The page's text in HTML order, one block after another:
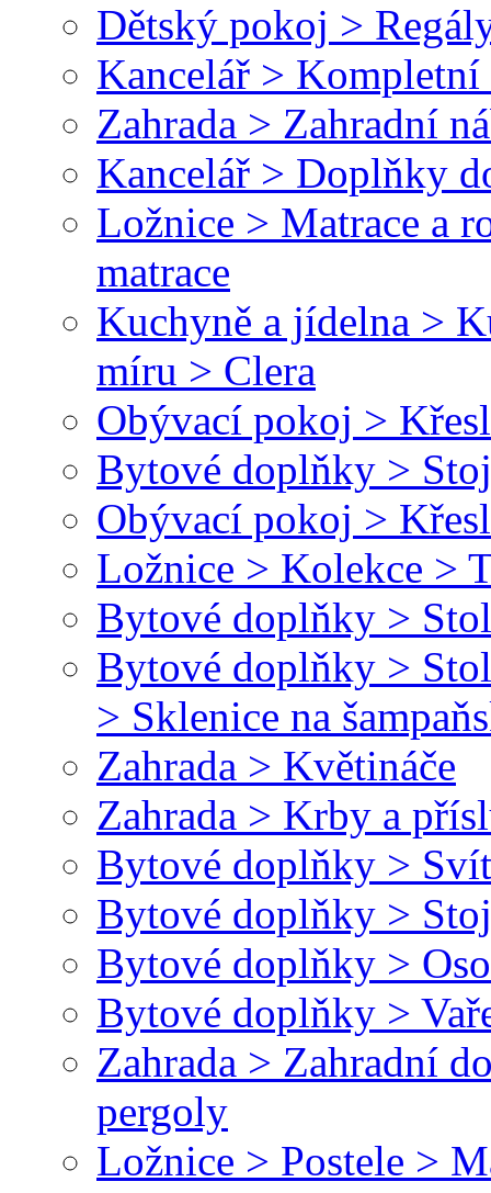
Dětský pokoj >
Kancelář > Kompletní
Zahrada > Zahradní
Kancelář > Doplňky
Ložnice > Matrace a
matrace
Kuchyně a jídelna >
míru > Clera
Obývací pokoj >
Bytové doplňky >
Obývací pokoj >
Ložnice > Kolekce >
Bytové doplňky >
Bytové doplňky >
> Sklenice na
Zahrada > Květináče
Zahrada > Krby a
Bytové doplňky >
Bytové doplňky >
Bytové doplňky >
Bytové doplňky >
Zahrada > Zahradní
pergoly
Ložnice > Postele >